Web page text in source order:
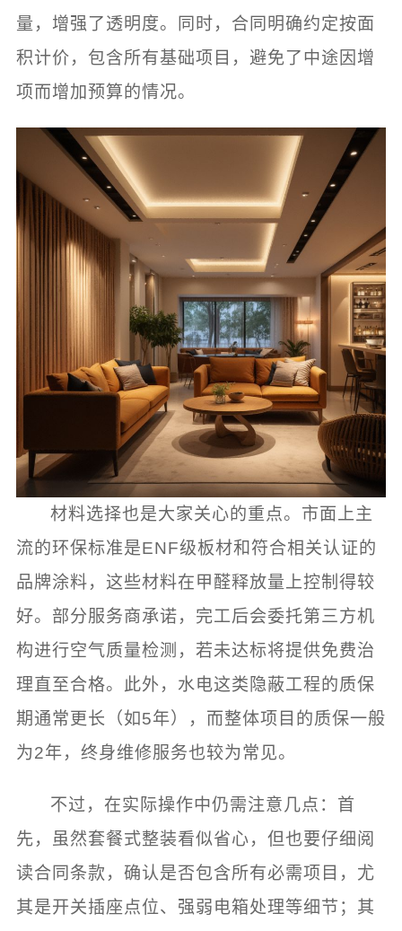
量，增强了透明度。同时，合同明确约定按面
积计价，包含所有基础项目，避免了中途因增
项而增加预算的情况。
材料选择也是大家关心的重点。市面上主
流的环保标准是ENF级板材和符合相关认证的
品牌涂料，这些材料在甲醛释放量上控制得较
好。部分服务商承诺，完工后会委托第三方机
构进行空气质量检测，若未达标将提供免费治
理直至合格。此外，水电这类隐蔽工程的质保
期通常更长（如5年），而整体项目的质保一般
为2年，终身维修服务也较为常见。
不过，在实际操作中仍需注意几点：首
先，虽然套餐式整装看似省心，但也要仔细阅
读合同条款，确认是否包含所有必需项目，尤
其是开关插座点位、强弱电箱处理等细节；其